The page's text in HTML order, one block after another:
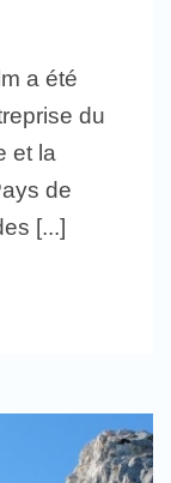
a été
du
et la
de
[...]